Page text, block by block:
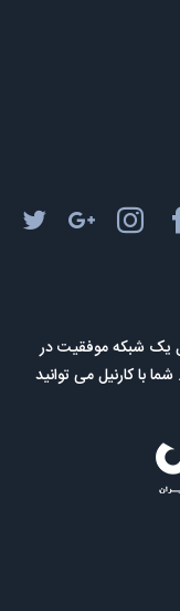
یک شبکه موفقیت در
با کارنیل می توانید